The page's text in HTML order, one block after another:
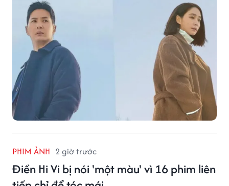
PHIM ẢNH 2 giờ trước
Điền Hi Vi bị nói 'một màu' vì 16 phim liên